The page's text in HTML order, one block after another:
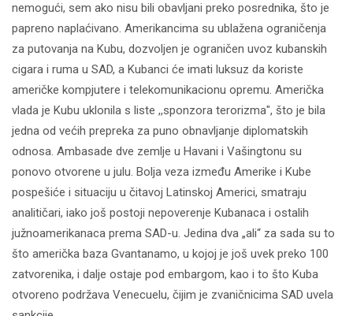
nemogući, sem ako nisu bili obavljani preko posrednika, što je
papreno naplaćivano. Amerikancima su ublažena ograničenja
za putovanja na Kubu, dozvoljen je ograničen uvoz kubanskih
cigara i ruma u SAD, a Kubanci će imati luksuz da koriste
američke kompjutere i telekomunikacionu opremu. Američka
vlada je Kubu uklonila s liste ,,sponzora terorizma", što je bila
jedna od većih prepreka za puno obnavljanje diplomatskih
odnosa. Ambasade dve zemlje u Havani i Vašingtonu su
ponovo otvorene u julu. Bolja veza između Amerike i Kube
pospešiće i situaciju u čitavoj Latinskoj Americi, smatraju
analitičari, iako još postoji nepoverenje Kubanaca i ostalih
južnoamerikanaca prema SAD-u. Jedina dva „ali“ za sada su to
što američka baza Gvantanamo, u kojoj je još uvek preko 100
zatvorenika, i dalje ostaje pod embargom, kao i to što Kuba
otvoreno podržava Venecuelu, čijim je zvaničnicima SAD uvela